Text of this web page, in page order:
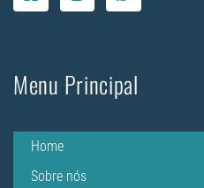
Menu Principal
Home
Sobre nós